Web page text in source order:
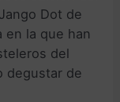
Dot de
en la que han
del
degustar de